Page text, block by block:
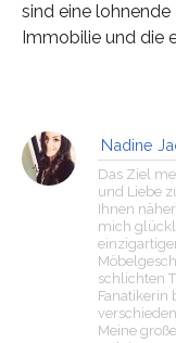
sind eine
Immobilie und die
Nadine
Das Ziel
und Liebe
Ihnen
mich
schlichten
Fanatikerin
Meine